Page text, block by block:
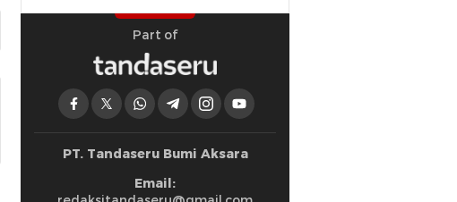
Part of
PT. Tandaseru Bumi Aksara
Email: